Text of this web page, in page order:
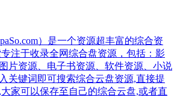
）是一个资源超丰富的综合资
注于收录全网综合盘资源，包括：影
片资源、电子书资源、软件资源、小说
关键词即可搜索综合云盘资源,直接提
家可以保存至自己的综合云盘,或者直